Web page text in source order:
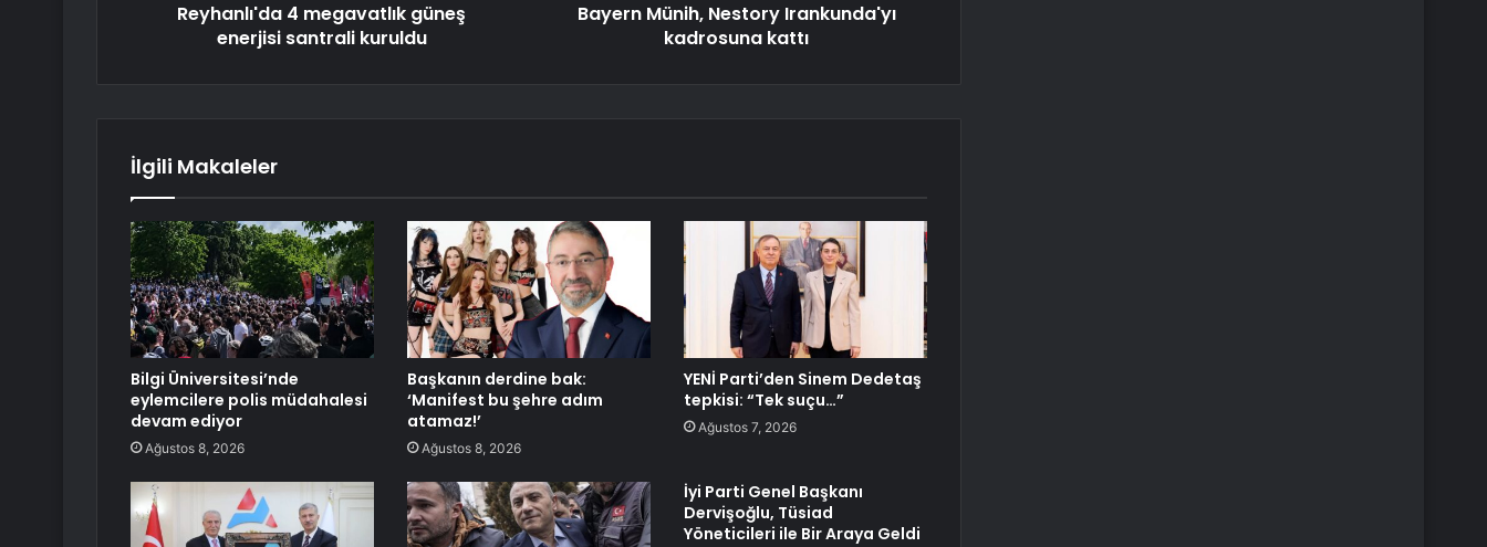
Reyhanlı'da 4 megavatlık güneş
enerjisi santrali kuruldu
Bayern Münih, Nestory Irankunda'yı
kadrosuna kattı
İlgili Makaleler
Bilgi Üniversitesi’nde
eylemcilere polis müdahalesi
devam ediyor
Ağustos 8, 2026
Başkanın derdine bak:
‘Manifest bu şehre adım
atamaz!’
Ağustos 8, 2026
YENİ Parti’den Sinem Dedetaş
tepkisi: “Tek suçu…”
Ağustos 7, 2026
İyi Parti Genel Başkanı
Dervişoğlu, Tüsiad
Yöneticileri ile Bir Araya Geldi